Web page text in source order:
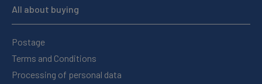
All about buying
Postage
Terms and Conditions
Processing of personal data